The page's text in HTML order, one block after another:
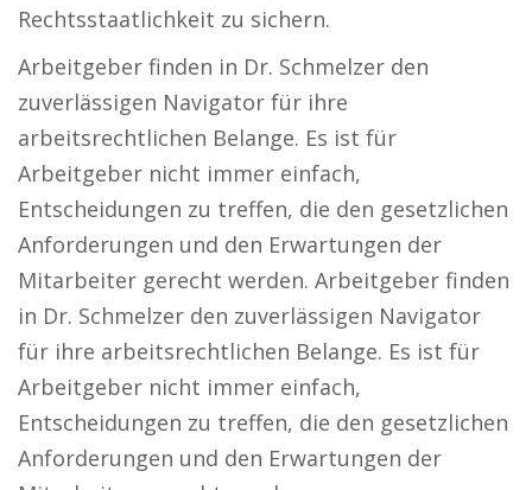
Rechtsstaatlichkeit zu sichern.
Arbeitgeber finden in Dr. Schmelzer den
zuverlässigen Navigator für ihre
arbeitsrechtlichen Belange. Es ist für
Arbeitgeber nicht immer einfach,
Entscheidungen zu treffen, die den gesetzlichen
Anforderungen und den Erwartungen der
Mitarbeiter gerecht werden. Arbeitgeber finden
in Dr. Schmelzer den zuverlässigen Navigator
für ihre arbeitsrechtlichen Belange. Es ist für
Arbeitgeber nicht immer einfach,
Entscheidungen zu treffen, die den gesetzlichen
Anforderungen und den Erwartungen der